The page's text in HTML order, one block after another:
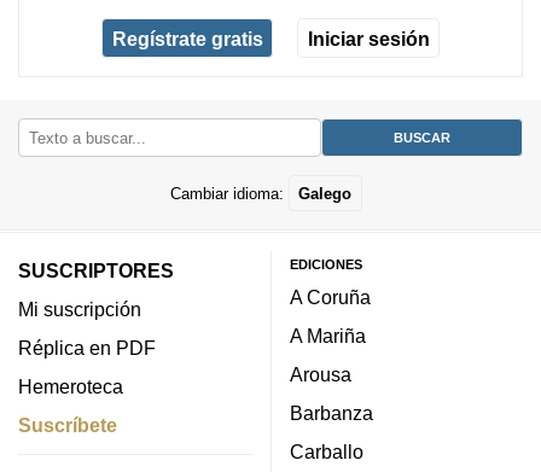
Regístrate gratis Iniciar sesión
Cambiar idioma: Galego
SUSCRIPTORES
Mi suscripción
Réplica en PDF
Hemeroteca
Suscríbete
EDICIONES
A Coruña
A Mariña
Arousa
Barbanza
Carballo